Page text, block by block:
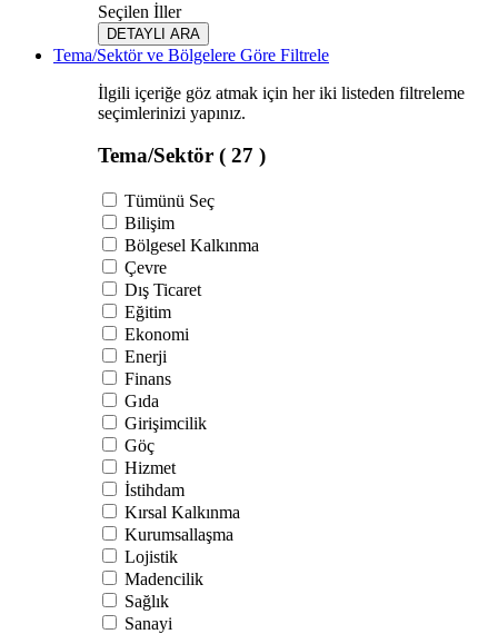
Seçilen İller
DETAYLI ARA
Tema/Sektör ve Bölgelere Göre Filtrele
İlgili içeriğe göz atmak için her iki listeden filtreleme
seçimlerinizi yapınız.
Tema/Sektör ( 27 )
Tümünü Seç
Bilişim
Bölgesel Kalkınma
Çevre
Dış Ticaret
Eğitim
Ekonomi
Enerji
Finans
Gıda
Girişimcilik
Göç
Hizmet
İstihdam
Kırsal Kalkınma
Kurumsallaşma
Lojistik
Madencilik
Sağlık
Sanayi